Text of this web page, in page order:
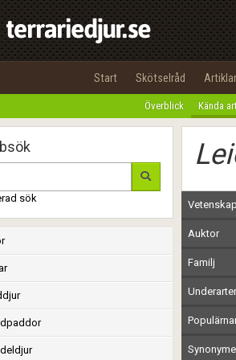
Start Skötselråd Artiklar
Överblick Kända
sök
Auktor
Familj
Underarter